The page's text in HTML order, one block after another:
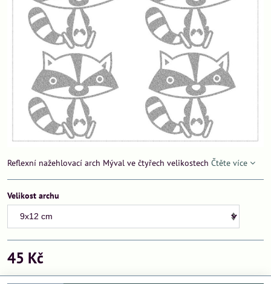
Reflexní nažehlovací arch Mýval ve čtyřech velikostech Čtěte více
Velikost archu
45 Kč